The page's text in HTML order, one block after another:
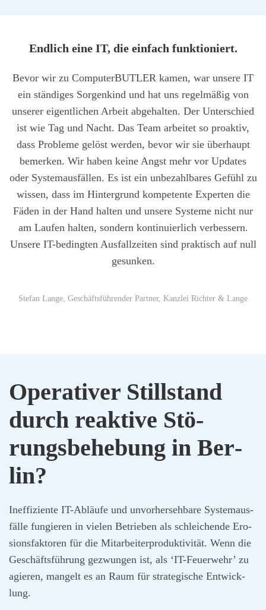
End­lich eine IT, die ein­fach funk­tio­niert.
Bevor wir zu Com­pu­ter­BUT­LER kamen, war unse­re IT
ein stän­di­ges Sor­gen­kind und hat uns regel­mä­ßig von
unse­rer eigent­li­chen Arbeit abge­hal­ten. Der Unter­schied
ist wie Tag und Nacht. Das Team arbei­tet so pro­ak­tiv,
dass Pro­ble­me gelöst wer­den, bevor wir sie über­haupt
bemer­ken. Wir haben kei­ne Angst mehr vor Updates
oder Sys­tem­aus­fäl­len. Es ist ein unbe­zahl­ba­res Gefühl zu
wis­sen, dass im Hin­ter­grund kom­pe­ten­te Exper­ten die
Fäden in der Hand hal­ten und unse­re Sys­te­me nicht nur
am Lau­fen hal­ten, son­dern kon­ti­nu­ier­lich ver­bes­sern.
Unse­re IT-beding­ten Aus­fall­zei­ten sind prak­tisch auf null
gesun­ken.
Ste­fan Lan­ge, Geschäfts­füh­ren­der Part­ner, Kanz­lei Rich­ter & Lan­ge
Ope­ra­ti­ver Still­stand
durch reak­ti­ve Stö­
rungs­be­he­bung in Ber­
lin?
Inef­fi­zi­en­te IT-Abläu­fe und unvor­her­seh­ba­re Sys­tem­aus­
fäl­le fun­gie­ren in vie­len Betrie­ben als schlei­chen­de Ero­
si­ons­fak­to­ren für die Mit­ar­bei­ter­pro­duk­ti­vi­tät. Wenn die
Geschäfts­füh­rung gezwun­gen ist, als ‘IT-Feu­er­wehr’ zu
agie­ren, man­gelt es an Raum für stra­te­gi­sche Ent­wick­
lung.